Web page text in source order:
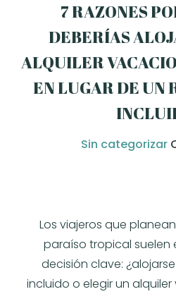
7 RAZONES
DEBERÍAS
ALQUILER
EN LUGAR DE UN
Sin categorizar
Los viajeros que
paraíso tropical suelen
decisión clave:
incluido o elegir un